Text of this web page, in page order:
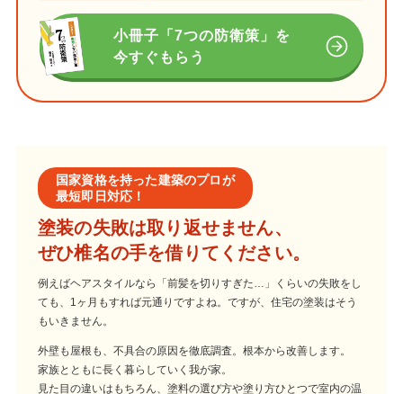
小冊子「7つの防衛策」を
今すぐもらう
国家資格を持った建築のプロが
最短即日対応！
塗装の失敗は取り返せません、
ぜひ椎名の手を借りてください。
例えばヘアスタイルなら「前髪を切りすぎた…」くらいの失敗をし
ても、1ヶ月もすれば元通りですよね。ですが、住宅の塗装はそう
もいきません。
外壁も屋根も、不具合の原因を徹底調査。根本から改善します。
家族とともに長く暮らしていく我が家。
見た目の違いはもちろん、塗料の選び方や塗り方ひとつで室内の温